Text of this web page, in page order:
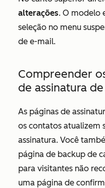
alterações. O modelo
seleção no menu
de e-mail.
Compreender
de assinatura
As páginas de
os contatos atualizem
assinatura. Você
página de backup de
para visitantes não
uma página de